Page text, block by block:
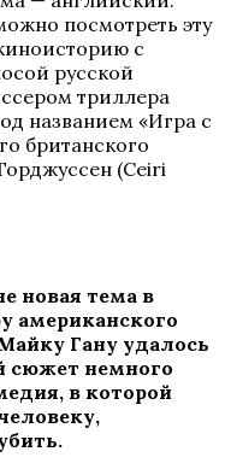
посмотреть эту
с
русской
триллера
названием «Игра с
британского
(Ceiri
новая тема в
американского
Гану удалось
сюжет немного
в которой